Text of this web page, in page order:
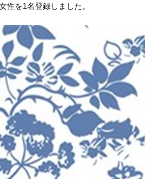
性を1名登録しました。